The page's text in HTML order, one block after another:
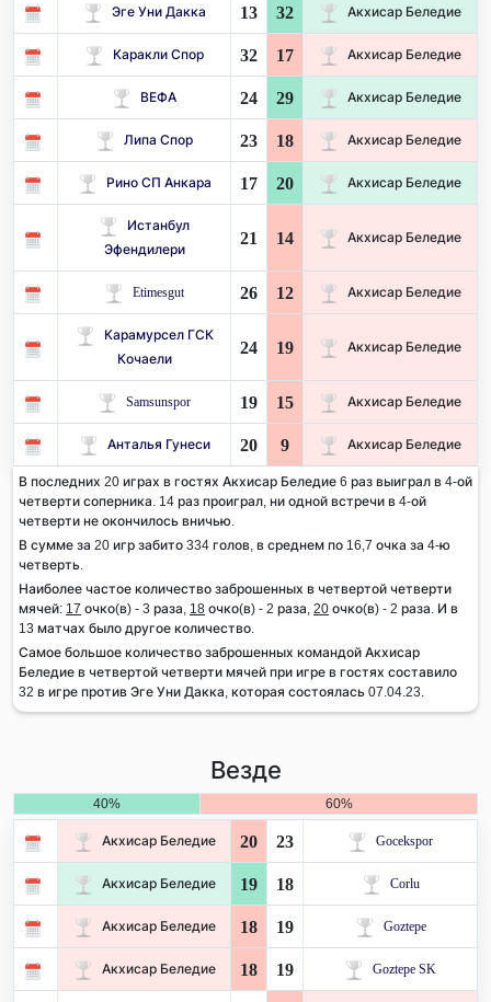
Эге Уни Дакка 13 32 Акхисар Беледие
Каракли Спор 32 17 Акхисар Беледие
ВЕФА 24 29 Акхисар Беледие
Липа Спор 23 18 Акхисар Беледие
Рино СП Анкара 17 20 Акхисар Беледие
Истанбул
Эфендилери
21 14 Акхисар Беледие
Etimesgut 26 12 Акхисар Беледие
Карамурсел ГСК
Кочаели
24 19 Акхисар Беледие
Samsunspor 19 15 Акхисар Беледие
Анталья Гунеси 20 9 Акхисар Беледие
В последних 20 играх в гостях Акхисар Беледие 6 раз выиграл в 4-ой
четверти соперника. 14 раз проиграл, ни одной встречи в 4-ой
четверти не окончилось вничью.
В сумме за 20 игр забито 334 голов, в среднем по 16,7 очка за 4-ю
четверть.
Наиболее частое количество заброшенных в четвертой четверти
мячей: 17 очко(в) - 3 раза, 18 очко(в) - 2 раза, 20 очко(в) - 2 раза. И в
13 матчах было другое количество.
Самое большое количество заброшенных командой Акхисар
Беледие в четвертой четверти мячей при игре в гостях составило
32 в игре против Эге Уни Дакка, которая состоялась 07.04.23.
Везде
40% 60%
Акхисар Беледие 20 23 Gocekspor
Акхисар Беледие 19 18 Corlu
Акхисар Беледие 18 19 Goztepe
Акхисар Беледие 18 19 Goztepe SK